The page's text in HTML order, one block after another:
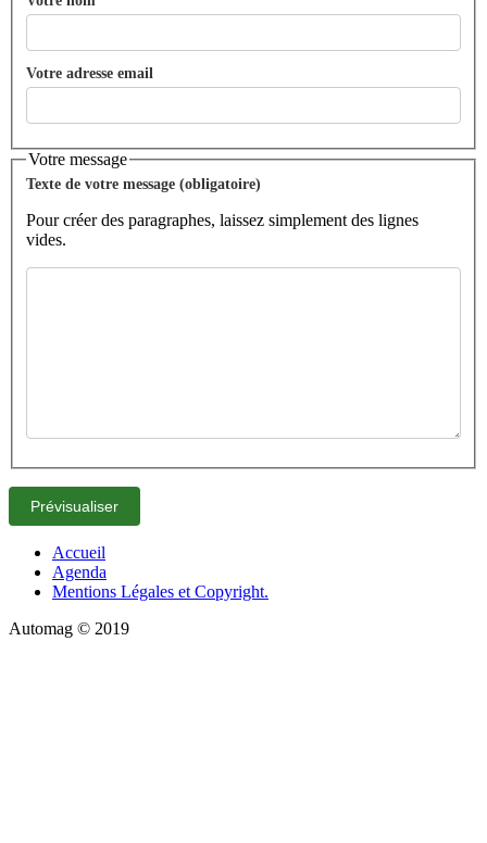
Votre adresse email
Votre message
Texte de votre message (obligatoire)
Pour créer des paragraphes, laissez simplement des lignes
vides.
Accueil
Agenda
Mentions Légales et Copyright.
Automag © 2019